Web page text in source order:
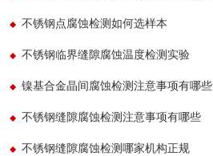
不锈钢点腐蚀检测如何选样本
不锈钢临界缝隙腐蚀温度检测实验
镍基合金晶间腐蚀检测注意事项有哪些
不锈钢缝隙腐蚀检测注意事项有哪些
不锈钢缝隙腐蚀检测哪家机构正规